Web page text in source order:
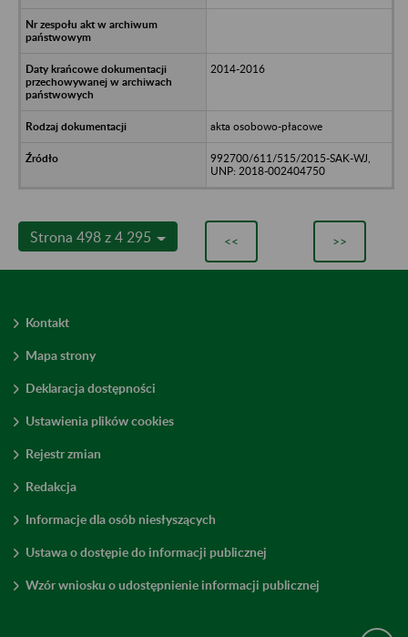
2014-2016
akta osobowo-płacowe
992700/611/515/2015-SAK-WJ,
UNP: 2018-002404750
Strona 498 z 4 295 << >>
Kontakt
Mapa strony
Deklaracja dostępności
Ustawienia plików cookies
Rejestr zmian
Redakcja
Informacje dla osób niesłyszących
Ustawa o dostępie do informacji publicznej
Wzór wniosku o udostępnienie informacji publicznej